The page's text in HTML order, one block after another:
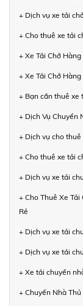
+ Dịch vụ xe tải
+ Cho thuê xe tải
+ Xe Tải Chở
+ Xe Tải Chở
+ Bạn cần thuê xe
+ Dịch Vụ Chuyển
+ Dịch vụ cho
+ Cho thuê xe tải
+ Dịch vụ xe tải
+ Cho Thuê Xe
Rẻ
+ Dịch vụ xe tải
+ Dịch vụ xe tải
+ Xe tải chuyển
+ Chuyển Nhà